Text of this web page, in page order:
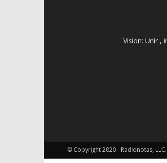
Vision: Unir ,
© Copyright 2020 - Radionotas, LLC.